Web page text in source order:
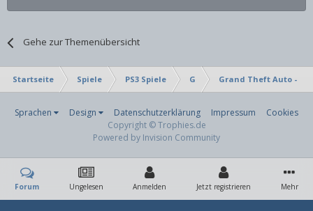
Gehe zur Themenübersicht
Startseite Spiele PS3 Spiele G Grand Theft Auto -
Sprachen Design Datenschutzerklärung Impressum
Cookies
Copyright © Trophies.de
Powered by Invision Community
Forum Ungelesen Anmelden Jetzt registrieren Mehr